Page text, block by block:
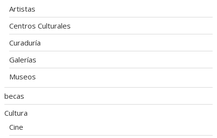
Artistas
Centros Culturales
Curaduría
Galerías
Museos
becas
Cultura
Cine